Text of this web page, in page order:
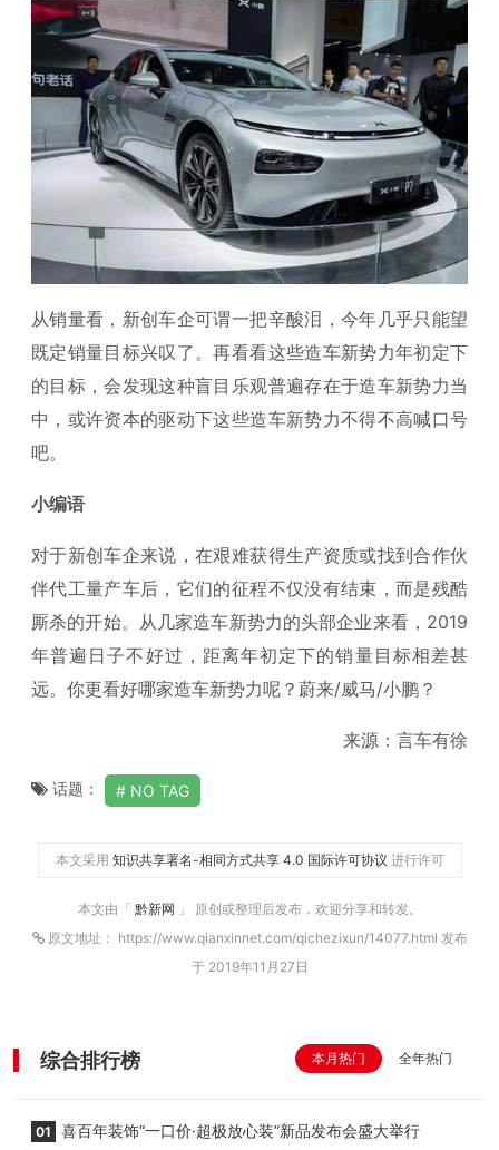
从销量看，新创车企可谓一把辛酸泪，今年几乎只能望
既定销量目标兴叹了。再看看这些造车新势力年初定下
的目标，会发现这种盲目乐观普遍存在于造车新势力当
中，或许资本的驱动下这些造车新势力不得不高喊口号
吧。
小编语
对于新创车企来说，在艰难获得生产资质或找到合作伙
伴代工量产车后，它们的征程不仅没有结束，而是残酷
厮杀的开始。从几家造车新势力的头部企业来看，2019
年普遍日子不好过，距离年初定下的销量目标相差甚
远。你更看好哪家造车新势力呢？蔚来/威马/小鹏？
来源：言车有徐
话题： NO TAG
本文采用 知识共享署名-相同方式共享 4.0 国际许可协议 进行许可
本文由「 黔新网 」 原创或整理后发布，欢迎分享和转发。
原文地址： https://www.qianxinnet.com/qichezixun/14077.html 发布
于 2019年11月27日
综合排行榜 本月热门 全年热门
01 喜百年装饰“一口价·超极放心装”新品发布会盛大举行